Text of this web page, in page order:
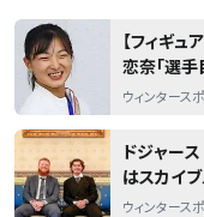
【フィギ
恋奈「選手
ウィンタース
ドジャー
はスカイ
ハウス訪
ウィンタース